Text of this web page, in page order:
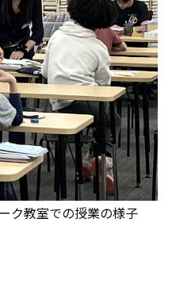
ク教室での授業の様子